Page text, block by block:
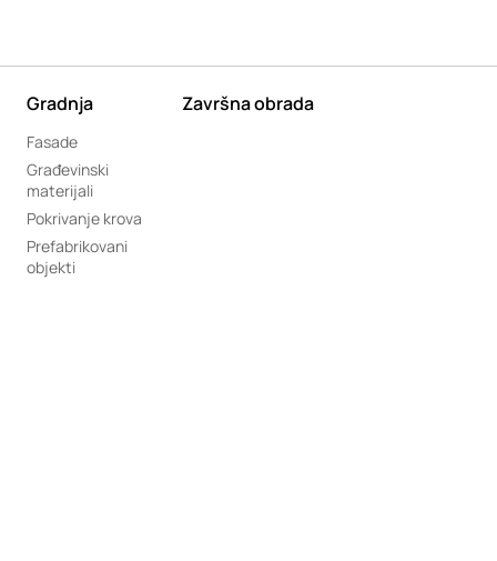
Gradnja
Fasade
Građevinski
materijali
Pokrivanje krova
Prefabrikovani
objekti
Završna obrada